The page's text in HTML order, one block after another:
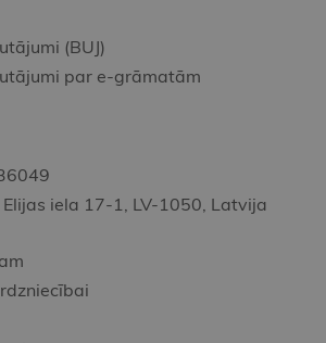
(BUJ)
par e-grāmatām
Elijas iela 17-1, LV-1050, Latvija